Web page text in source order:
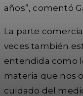
años”, comentó
La parte
veces también
entendida como
materia que nos
cuidado del